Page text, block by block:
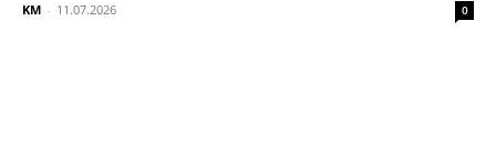
KM - 11.07.2026 0